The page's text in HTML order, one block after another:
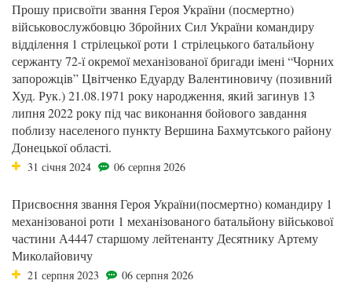
Прошу присвоїти звання Героя України (посмертно)
військовослужбовцю Збройних Сил України командиру
відділення 1 стрілецької роти 1 стрілецького батальйону
сержанту 72-ї окремої механізованої бригади імені “Чорних
запорожців” Цвітченко Едуарду Валентиновичу (позивний
Худ. Рук.) 21.08.1971 року народження, який загинув 13
липня 2022 року під час виконання бойового завдання
поблизу населеного пункту Вершина Бахмутського району
Донецької області.
31 січня 2024 06 серпня 2026
Присвоєння звання Героя України(посмертно) командиру 1
механізованоі роти 1 механізованого батальйону військової
частини А4447 старшому лейтенанту Десятнику Артему
Миколайовичу
21 серпня 2023 06 серпня 2026